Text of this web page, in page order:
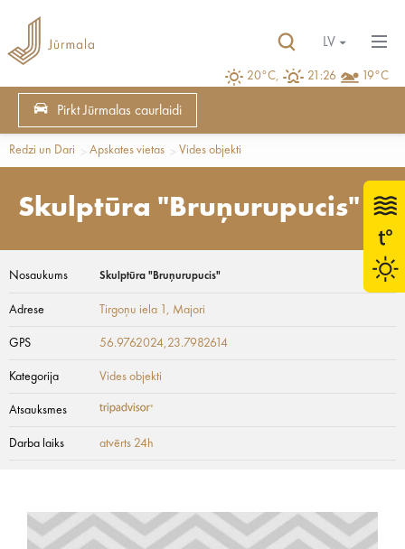
20°C, 21:26 19°C
LV
Pirkt Jūrmalas caurlaidi
Redzi un Dari Apskates vietas Vides objekti
Skulptūra "Bruņurupucis"
Nosaukums Skulptūra "Bruņurupucis"
Adrese Tirgoņu iela 1 , Majori
GPS 56.9762024,23.7982614
Kategorija Vides objekti
Atsauksmes
Darba laiks atvērts 24h